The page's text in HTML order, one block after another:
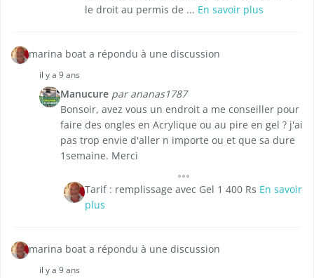
le droit au permis de ... En savoir plus
marina boat a répondu à une discussion
il y a 9 ans
Manucure par ananas1787
Bonsoir, avez vous un endroit a me conseiller pour
faire des ongles en Acrylique ou au pire en gel ? j'ai
pas trop envie d'aller n importe ou et que sa dure
1semaine. Merci
Tarif : remplissage avec Gel 1 400 Rs En savoir
plus
marina boat a répondu à une discussion
il y a 9 ans